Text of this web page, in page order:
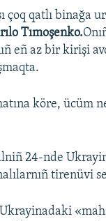
çoq qatlı binağa
Tımoşenko.
eñ az bir kirişi
köre, ücüm
24-nde
tirenüvi